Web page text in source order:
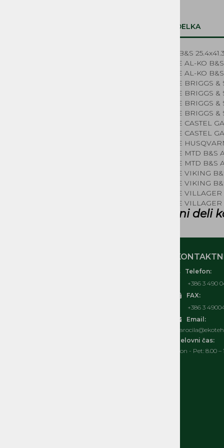
OPIS IZDELKA
Semering B&S
KOSILNICE AL-KO
KOSILNICE AL-KO
KOSILNICE BRIGGS &
KOSILNICE BRIGGS &
KOSILNICE BRIGGS &
KOSILNICE BRIGGS &
KOSILNICE CASTEL
KOSILNICE CASTEL
KOSILNICE
KOSILNICE MTD B&S
KOSILNICE MTD B&S
KOSILNICE VIKING
KOSILNICE VIKING
KOSILNICE
KOSILNICE
Rezervni deli
Telefon:
+386 3 490
FAX:
+386 3
Email:
Delovni čas:
Pon - Pet: 8.00 –